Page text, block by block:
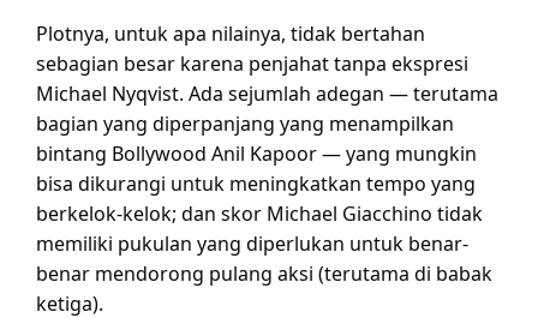
Plotnya, untuk apa nilainya, tidak bertahan
sebagian besar karena penjahat tanpa ekspresi
Michael Nyqvist. Ada sejumlah adegan — terutama
bagian yang diperpanjang yang menampilkan
bintang Bollywood Anil Kapoor — yang mungkin
bisa dikurangi untuk meningkatkan tempo yang
berkelok-kelok; dan skor Michael Giacchino tidak
memiliki pukulan yang diperlukan untuk benar-
benar mendorong pulang aksi (terutama di babak
ketiga).